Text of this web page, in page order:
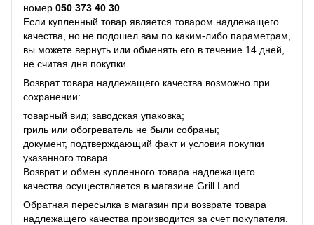
номер 050 373 40 30
Если купленный товар является товаром надлежащего
качества, но не подошел вам по каким-либо параметрам,
вы можете вернуть или обменять его в течение 14 дней,
не считая дня покупки.
Возврат товара надлежащего качества возможно при
сохранении:
товарный вид; заводская упаковка;
гриль или обогреватель не были собраны;
документ, подтверждающий факт и условия покупки
указанного товара.
Возврат и обмен купленного товара надлежащего
качества осуществляется в магазине Grill Land
Обратная пересылка в магазин при возврате товара
надлежащего качества производится за счет покупателя.